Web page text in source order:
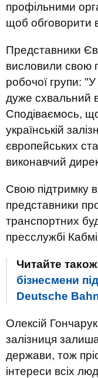
профільними
щоб обговорити
Представники
висловили свою
робочої групи: "У
дуже схвальний
Сподіваємось,
українській
європейських
виконавчий
Свою підтримку
представники
транспортних
пресслужбі
Читайте
бізнесмени
Deutsche
Олексій
залізниця
держави, тож
інтереси всіх